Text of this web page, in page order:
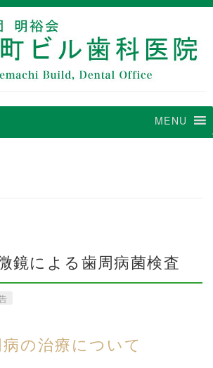
MENU
鏡による歯周病菌検査
の治療について